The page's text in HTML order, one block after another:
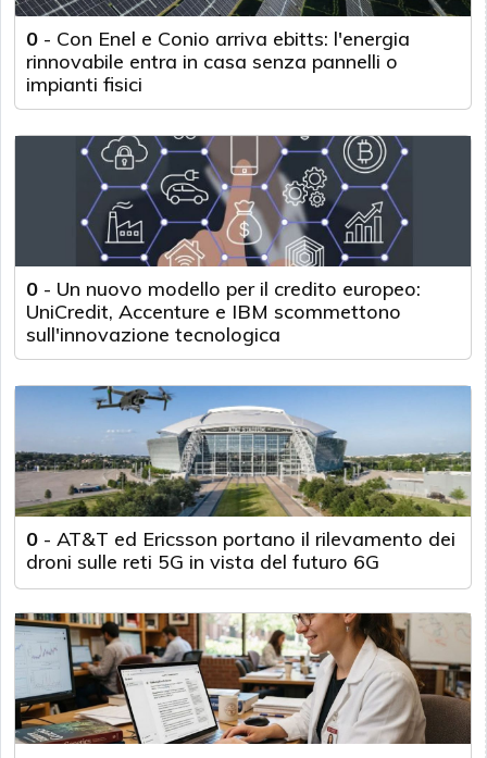
0 - Con Enel e Conio arriva ebitts: l'energia
rinnovabile entra in casa senza pannelli o
impianti fisici
0 - Un nuovo modello per il credito europeo:
UniCredit, Accenture e IBM scommettono
sull'innovazione tecnologica
0 - AT&T ed Ericsson portano il rilevamento dei
droni sulle reti 5G in vista del futuro 6G